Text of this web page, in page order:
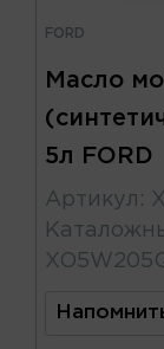
FORD
Масло
5л FORD
Артикул :